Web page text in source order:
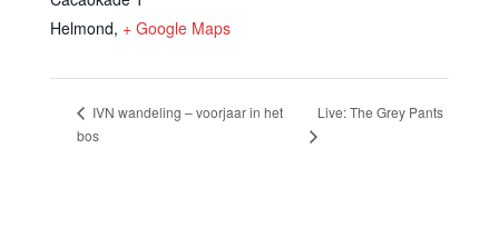
Helmond, + Google Maps
IVN wandeling – voorjaar in het
bos
Live: The Grey Pants